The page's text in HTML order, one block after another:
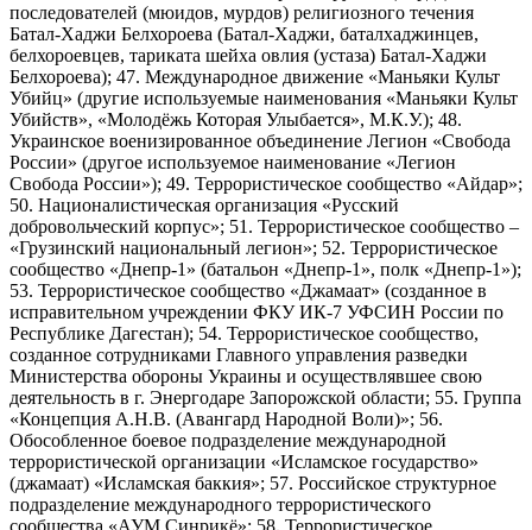
последователей (мюидов, мурдов) религиозного течения
Батал-Хаджи Белхороева (Батал-Хаджи, баталхаджинцев,
белхороевцев, тариката шейха овлия (устаза) Батал-Хаджи
Белхороева); 47. Международное движение «Маньяки Культ
Убийц» (другие используемые наименования «Маньяки Культ
Убийств», «Молодёжь Которая Улыбается», М.К.У.); 48.
Украинское военизированное объединение Легион «Свобода
России» (другое используемое наименование «Легион
Свобода России»); 49. Террористическое сообщество «Айдар»;
50. Националистическая организация «Русский
добровольческий корпус»; 51. Террористическое сообщество –
«Грузинский национальный легион»; 52. Террористическое
сообщество «Днепр-1» (батальон «Днепр-1», полк «Днепр-1»);
53. Террористическое сообщество «Джамаат» (созданное в
исправительном учреждении ФКУ ИК-7 УФСИН России по
Республике Дагестан); 54. Террористическое сообщество,
созданное сотрудниками Главного управления разведки
Министерства обороны Украины и осуществлявшее свою
деятельность в г. Энергодаре Запорожской области; 55. Группа
«Концепция А.Н.В. (Авангард Народной Воли)»; 56.
Обособленное боевое подразделение международной
террористической организации «Исламское государство»
(джамаат) «Исламская баккия»; 57. Российское структурное
подразделение международного террористического
сообщества «АУМ Синрикё»; 58. Террористическое